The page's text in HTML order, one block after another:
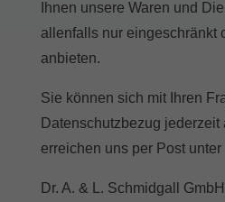
Ihnen unsere Waren und
allenfalls nur eingeschränkt
anbieten.
Sie können sich mit Ihren
Datenschutzbezug
erreichen uns per Post unter
Dr. A. & L. Schmidgall